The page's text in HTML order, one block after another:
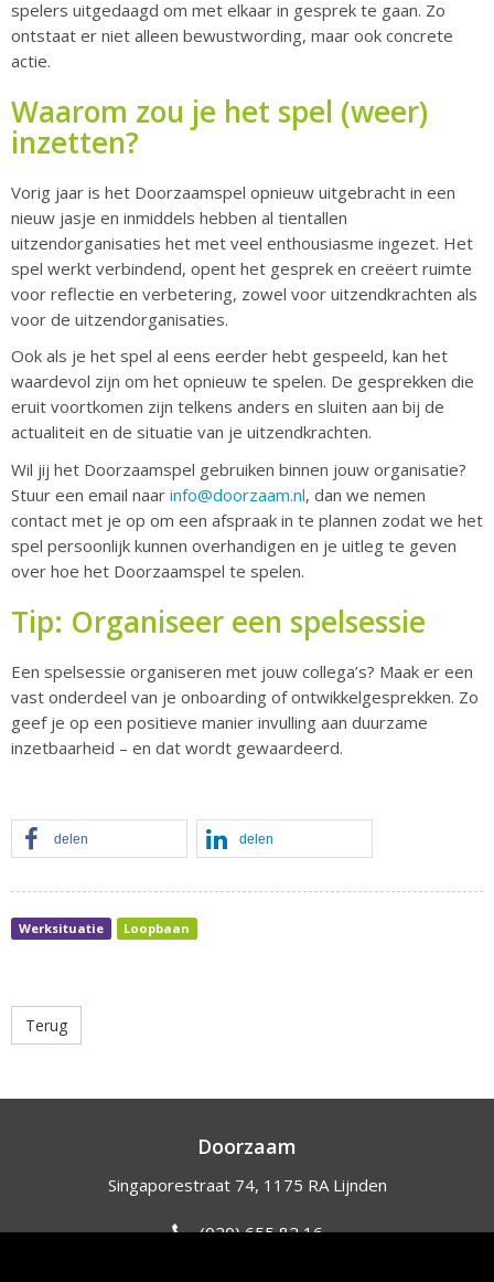
spelers uitgedaagd om met elkaar in gesprek te gaan. Zo
ontstaat er niet alleen bewustwording, maar ook concrete
actie.
Waarom zou je het spel (weer)
inzetten?
Vorig jaar is het Doorzaamspel opnieuw uitgebracht in een
nieuw jasje en inmiddels hebben al tientallen
uitzendorganisaties het met veel enthousiasme ingezet. Het
spel werkt verbindend, opent het gesprek en creëert ruimte
voor reflectie en verbetering, zowel voor uitzendkrachten als
voor de uitzendorganisaties.
Ook als je het spel al eens eerder hebt gespeeld, kan het
waardevol zijn om het opnieuw te spelen. De gesprekken die
eruit voortkomen zijn telkens anders en sluiten aan bij de
actualiteit en de situatie van je uitzendkrachten.
Wil jij het Doorzaamspel gebruiken binnen jouw organisatie?
Stuur een email naar info@doorzaam.nl, dan we nemen
contact met je op om een afspraak in te plannen zodat we het
spel persoonlijk kunnen overhandigen en je uitleg te geven
over hoe het Doorzaamspel te spelen.
Tip: Organiseer een spelsessie
Een spelsessie organiseren met jouw collega’s? Maak er een
vast onderdeel van je onboarding of ontwikkelgesprekken. Zo
geef je op een positieve manier invulling aan duurzame
inzetbaarheid – en dat wordt gewaardeerd.
delen delen
Werksituatie Loopbaan
Terug
Doorzaam
Singaporestraat 74, 1175 RA Lijnden
(020) 655 82 16